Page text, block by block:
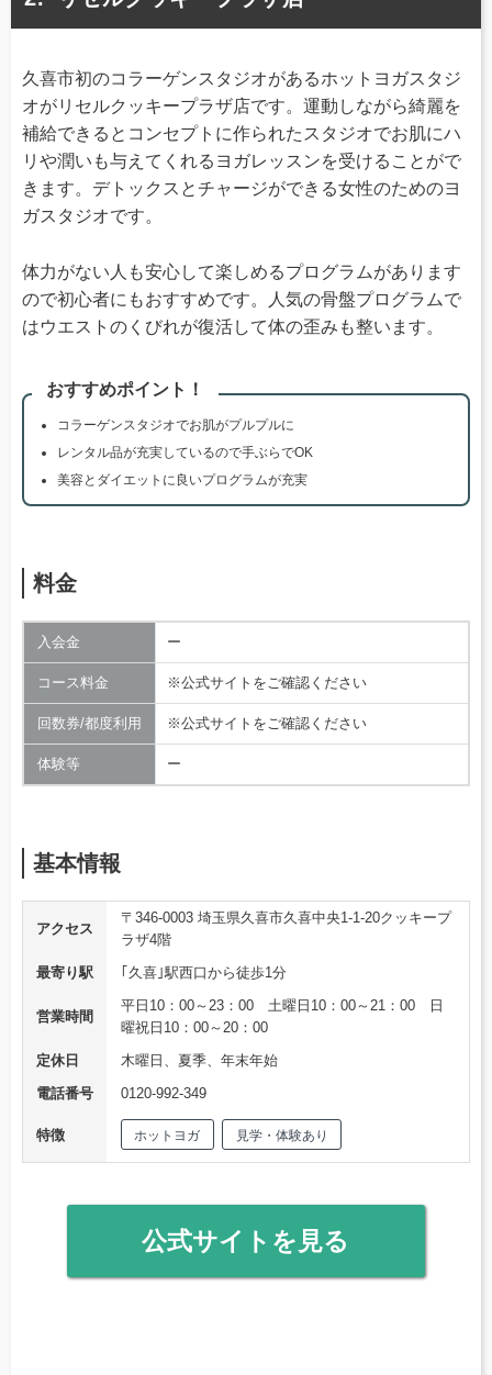
久喜市初のコラーゲンスタジオがあるホットヨガスタジ
オがリセルクッキープラザ店です。運動しながら綺麗を
補給できるとコンセプトに作られたスタジオでお肌にハ
リや潤いも与えてくれるヨガレッスンを受けることがで
きます。デトックスとチャージができる女性のためのヨ
ガスタジオです。
体力がない人も安心して楽しめるプログラムがあります
ので初心者にもおすすめです。人気の骨盤プログラムで
はウエストのくびれが復活して体の歪みも整います。
おすすめポイント！
コラーゲンスタジオでお肌がプルプルに
レンタル品が充実しているので手ぶらでOK
美容とダイエットに良いプログラムが充実
料金
入会金 ー
コース料金 ※公式サイトをご確認ください
回数券/都度利用 ※公式サイトをご確認ください
体験等 ー
基本情報
アクセス
〒346-0003 埼玉県久喜市久喜中央1-1-20クッキープ
ラザ4階
最寄り駅
｢久喜｣駅西口から徒歩1分
営業時間
平日10：00～23：00 土曜日10：00～21：00 日
曜祝日10：00～20：00
定休日
木曜日、夏季、年末年始
電話番号
0120-992-349
特徴 ホットヨガ 見学・体験あり
公式サイトを見る